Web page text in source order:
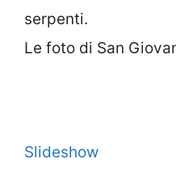
serpenti.
Le foto di San
Slideshow